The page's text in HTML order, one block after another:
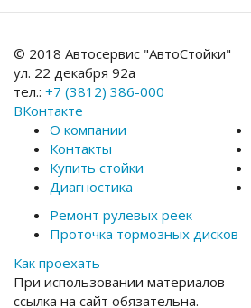
© 2018 Автосервис "АвтоСтойки"
ул. 22 декабря 92а
тел.: +7 (3812) 386-000
ВКонтакте
О компании
Контакты
Купить стойки
Диагностика
Ремонт рулевых реек
Проточка тормозных дисков
Как проехать
При использовании материалов
ссылка на сайт обязательна.